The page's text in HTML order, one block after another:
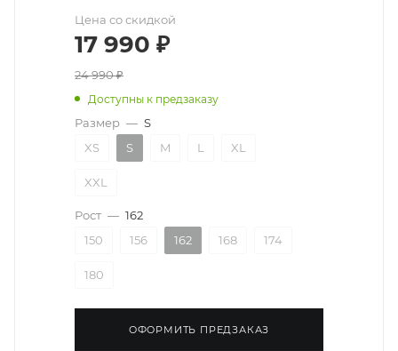
Цена со скидкой
17 990 ₽
24 990₽
Доступны к предзаказу
Размер — S
XS
S M L XL
XXL
Рост — 162
150
156 162 168 174
180
ОФОРМИТЬ ПРЕДЗАКАЗ